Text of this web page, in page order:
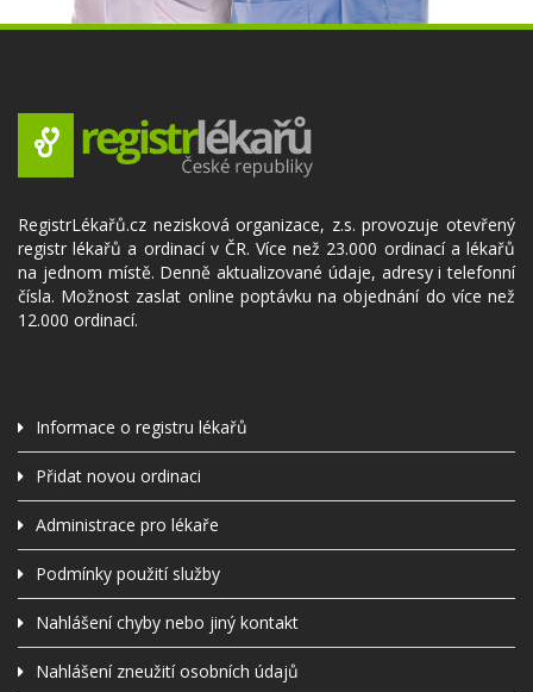
RegistrLékařů.cz nezisková organizace, z.s. provozuje otevřený
registr lékařů a ordinací v ČR. Více než 23.000 ordinací a lékařů
na jednom místě. Denně aktualizované údaje, adresy i telefonní
čísla. Možnost zaslat online poptávku na objednání do více než
12.000 ordinací.
Informace o registru lékařů
Přidat novou ordinaci
Administrace pro lékaře
Podmínky použití služby
Nahlášení chyby nebo jiný kontakt
Nahlášení zneužití osobních údajů